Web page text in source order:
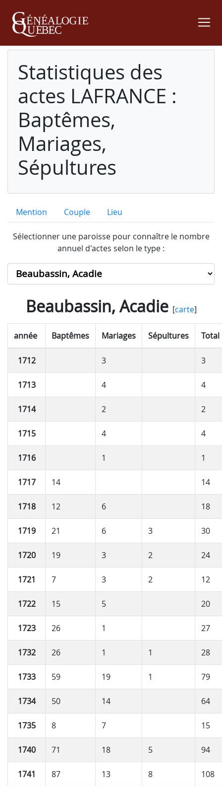
Statistiques des
actes LAFRANCE :
Baptêmes,
Mariages,
Sépultures
Mention Couple Lieu
Sélectionner une paroisse pour connaître le nombre
annuel d'actes selon le type :
Beaubassin, Acadie[carte]
année Baptêmes Mariages Sépultures Total
1712 3 3
1713 4 4
1714 2 2
1715 4 4
1716 1 1
1717 14 14
1718 12 6 18
1719 21 6 3 30
1720 19 3 2 24
1721 7 3 2 12
1722 15 5 20
1723 26 1 27
1732 26 1 1 28
1733 59 19 1 79
1734 50 14 64
1735 8 7 15
1740 71 18 5 94
1741 87 13 8 108